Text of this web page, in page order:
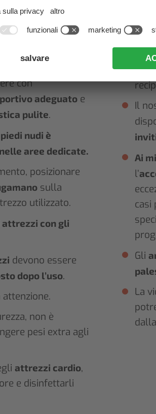
il lunedì,
a partire
con
adeguato e
pulite.
nudi è
aree dedicate.
posizionare
sulla
utilizzato.
attrezzi con gli
devono essere
dopo l’uso.
attenzione.
non è
pesi extra agli
attrezzi cardio,
e disinfettarli
Il
Ai
l’
casi
Gli
La